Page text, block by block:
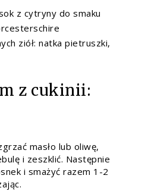
z cytryny do smaku
ziół: natka pietruszki,
z cukinii:
masło lub oliwę,
i zeszklić. Następnie
i smażyć razem 1-2